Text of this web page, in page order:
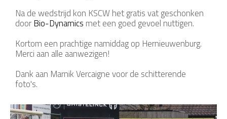
Na de wedstrijd kon KSCW het gratis vat geschonken
doorBio-Dynamics met een goed gevoel nuttigen.
Kortom een prachtige namiddag op Hernieuwenburg.
Merci aan alle aanwezigen!
Dank aan Marnik Vercaigne voor de schitterende
foto's.